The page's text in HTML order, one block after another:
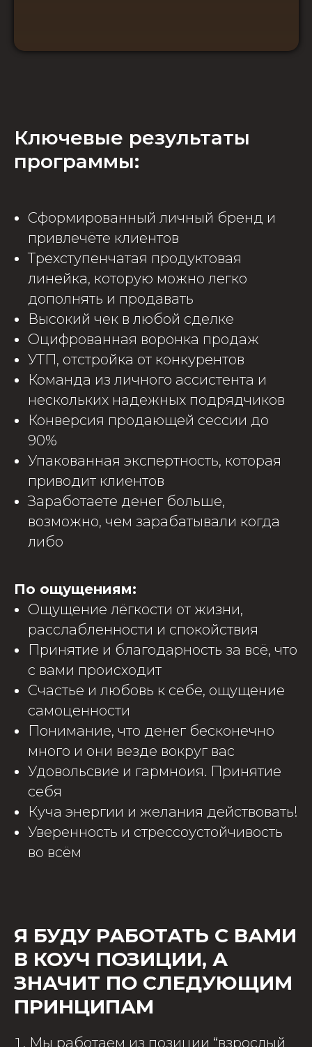
Ключевые результаты
программы:
Сформированный личный бренд и
привлечёте клиентов
Трехступенчатая продуктовая
линейка, которую можно легко
дополнять и продавать
Высокий чек в любой сделке
Оцифрованная воронка продаж
УТП, отстройка от конкурентов
Команда из личного ассистента и
нескольких надежных подрядчиков
Конверсия продающей сессии до
90%
Упакованная экспертность, которая
приводит клиентов
Заработаете денег больше,
возможно, чем зарабатывали когда
либо
По ощущениям:
Ощущение лёгкости от жизни,
расслабленности и спокойствия
Принятие и благодарность за всё, что
с вами происходит
Счастье и любовь к себе, ощущение
самоценности
Понимание, что денег бесконечно
много и они везде вокруг вас
Удовольсвие и гармноия. Принятие
себя
Куча энергии и желания действовать!
Уверенность и стрессоустойчивость
во всём
Я БУДУ РАБОТАТЬ С ВАМИ
В КОУЧ ПОЗИЦИИ, А
ЗНАЧИТ ПО СЛЕДУЮЩИМ
ПРИНЦИПАМ
Мы работаем из позиции “взрослый